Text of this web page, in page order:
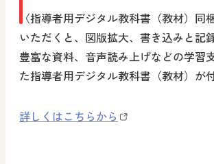
〈指導者用デジタル教科書（教材）同
いただくと、図版拡大、書き込みと記
豊富な資料、音声読み上げなどの学習
た指導者用デジタル教科書（教材）が
詳しくはこちらから